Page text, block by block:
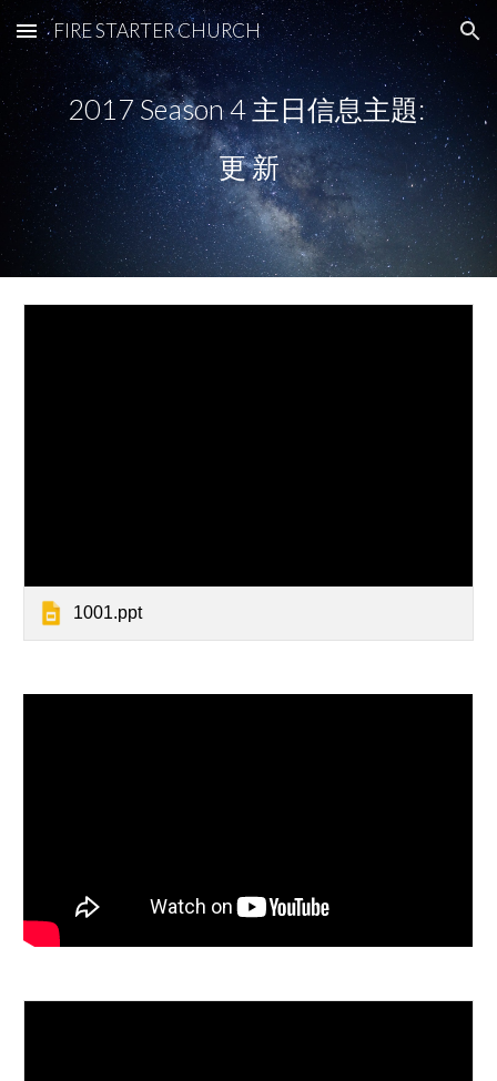
Skip to main content Skip to navigation
FIRE STARTER CHURCH
2017 Season 4 主日信息主題:
更 新
1001.ppt